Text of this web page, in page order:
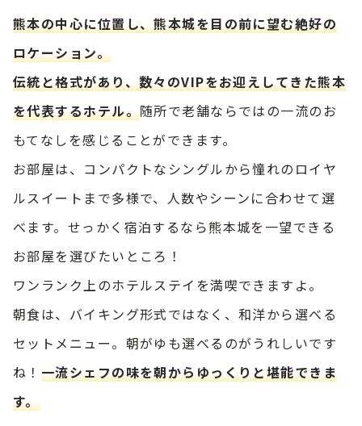
熊本の中心に位置し、熊本城を目の前に望む絶好の
ロケーション。
伝統と格式があり、数々のVIPをお迎えしてきた熊本
を代表するホテル。随所で老舗ならではの一流のお
もてなしを感じることができます。
お部屋は、コンパクトなシングルから憧れのロイヤ
ルスイートまで多様で、人数やシーンに合わせて選
べます。せっかく宿泊するなら熊本城を一望できる
お部屋を選びたいところ！
ワンランク上のホテルステイを満喫できますよ。
朝食は、バイキング形式ではなく、和洋から選べる
セットメニュー。朝がゆも選べるのがうれしいです
ね！ 一流シェフの味を朝からゆっくりと堪能できま
す。